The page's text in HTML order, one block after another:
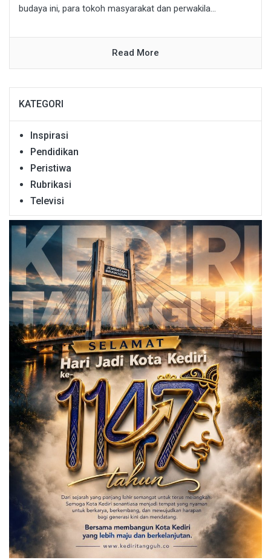
budaya ini, para tokoh masyarakat dan perwakila...
Read More
KATEGORI
Inspirasi
Pendidikan
Peristiwa
Rubrikasi
Televisi